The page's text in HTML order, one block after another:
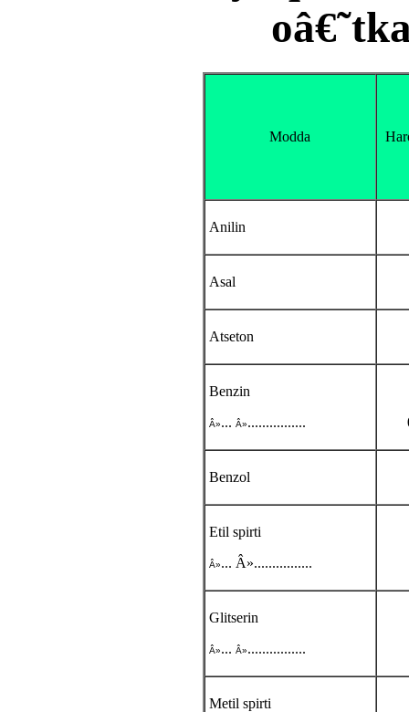
Modda
Anilin
Asal
Atseton
Benzin
Â»... Â»................
Benzol
Etil spirti
Â»... Â»................
Glitserin
Â»... Â»................
Metil spirti